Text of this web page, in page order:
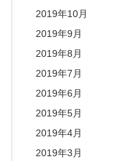
2019年10月
2019年9月
2019年8月
2019年7月
2019年6月
2019年5月
2019年4月
2019年3月